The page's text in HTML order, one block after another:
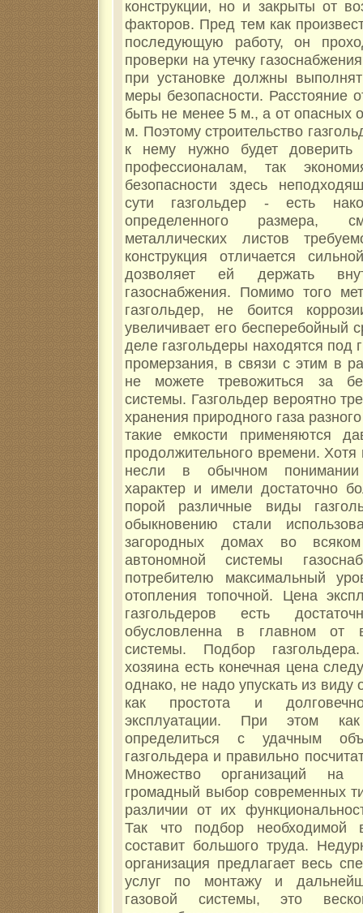
конструкции, но и закрыты от
факторов. Пред тем как
последующую работу, он
проверки на утечку
при установке должны
меры безопасности. Расстояние
быть не менее 5 м., а от опасных
м. Поэтому строительство
к нему нужно будет
профессионалам, так
безопасности здесь
сути газгольдер - есть
определенного размера,
металлических листов
конструкция отличается
дозволяет ей держать
газоснабжения. Помимо того
газгольдер, не боится
увеличивает его бесперебойный
деле газгольдеры находятся под
промерзания, в связи с этим в
не можете тревожиться за
системы. Газгольдер вероятно
хранения природного газа
такие емкости применяются
продолжительного времени.
несли в обычном понимании
характер и имели достаточно
порой различные виды
обыкновению стали
загородных домах во
автономной системы
потребителю максимальный
отопления топочной. Цена
газгольдеров есть
обусловленна в главном от
системы. Подбор
хозяина есть конечная цена
однако, не надо упускать из
как простота и
эксплуатации. При этом
определиться с удачным
газгольдера и правильно
Множество организаций на
громадный выбор современных
различии от их
Так что подбор необходимой
составит большого труда.
организация предлагает весь
услуг по монтажу и
газовой системы, это